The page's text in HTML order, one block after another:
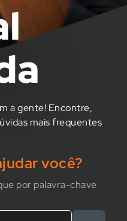
a gente! Encontre,
mais frequentes
você?
por palavra-chave